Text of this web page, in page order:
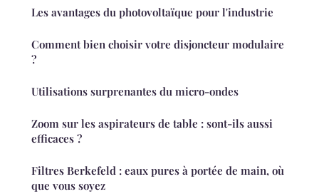
Les avantages du photovoltaïque pour l'industrie
Comment bien choisir votre disjoncteur modulaire
?
Utilisations surprenantes du micro-ondes
Zoom sur les aspirateurs de table : sont-ils aussi
efficaces ?
Filtres Berkefeld : eaux pures à portée de main, où
que vous soyez